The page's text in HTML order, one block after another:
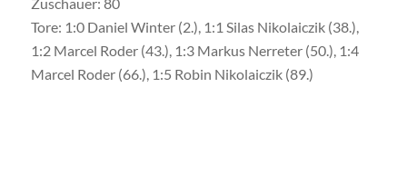
Tore: 1:0 Daniel Winter (2.), 1:1 Silas Nikolaiczik (38.),
1:2 Marcel Roder (43.), 1:3 Markus Nerreter (50.), 1:4
Marcel Roder (66.), 1:5 Robin Nikolaiczik (89.)